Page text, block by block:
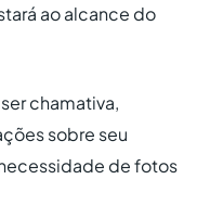
ao alcance do
chamativa,
sobre seu
de fotos